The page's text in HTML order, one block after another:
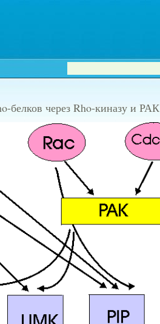
белков через Rho-киназу и РАК